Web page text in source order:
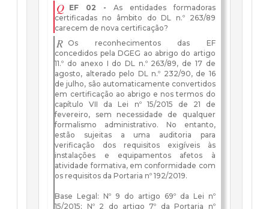
Q EF 02 - As entidades formadoras
certificadas no âmbito do DL n.º 263/89
carecem de nova certificação?
R Os reconhecimentos das EF
concedidos pela DGEG ao abrigo do artigo
11.º do anexo I do DL n.º 263/89, de 17 de
agosto, alterado pelo DL n.º 232/90, de 16
de julho, são automaticamente convertidos
em certificação ao abrigo e nos termos do
capítulo VII da Lei nº 15/2015 de 21 de
fevereiro, sem necessidade de qualquer
formalismo administrativo. No entanto,
estão sujeitas a uma auditoria para
verificação dos requisitos exigíveis às
instalações e equipamentos afetos à
atividade formativa, em conformidade com
os requisitos da Portaria nº 192/2019.
Base Legal: Nº 9 do artigo 69º da Lei nº
15/2015; Nº 2 do artigo 7º da Portaria nº